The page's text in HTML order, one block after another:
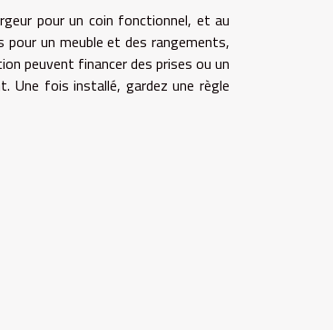
pour un coin fonctionnel, et au
un meuble et des rangements,
peuvent financer des prises ou un
Une fois installé, gardez une règle